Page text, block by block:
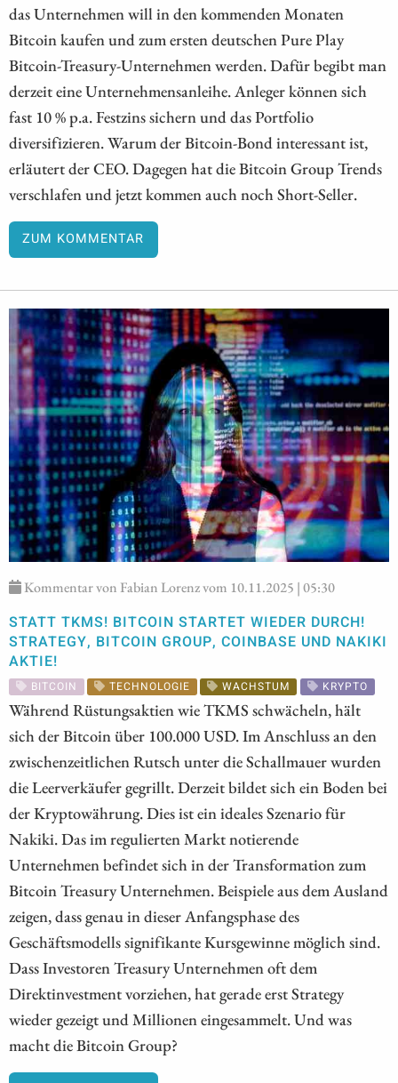
das Unternehmen will in den kommenden Monaten
Bitcoin kaufen und zum ersten deutschen Pure Play
Bitcoin-Treasury-Unternehmen werden. Dafür begibt man
derzeit eine Unternehmensanleihe. Anleger können sich
fast 10 % p.a. Festzins sichern und das Portfolio
diversifizieren. Warum der Bitcoin-Bond interessant ist,
erläutert der CEO. Dagegen hat die Bitcoin Group Trends
verschlafen und jetzt kommen auch noch Short-Seller.
ZUM KOMMENTAR
Kommentar von Fabian Lorenz vom 10.11.2025 | 05:30
STATT TKMS! BITCOIN STARTET WIEDER DURCH!
STRATEGY, BITCOIN GROUP, COINBASE UND NAKIKI
AKTIE!
BITCOIN TECHNOLOGIE WACHSTUM KRYPTO
Während Rüstungsaktien wie TKMS schwächeln, hält
sich der Bitcoin über 100.000 USD. Im Anschluss an den
zwischenzeitlichen Rutsch unter die Schallmauer wurden
die Leerverkäufer gegrillt. Derzeit bildet sich ein Boden bei
der Kryptowährung. Dies ist ein ideales Szenario für
Nakiki. Das im regulierten Markt notierende
Unternehmen befindet sich in der Transformation zum
Bitcoin Treasury Unternehmen. Beispiele aus dem Ausland
zeigen, dass genau in dieser Anfangsphase des
Geschäftsmodells signifikante Kursgewinne möglich sind.
Dass Investoren Treasury Unternehmen oft dem
Direktinvestment vorziehen, hat gerade erst Strategy
wieder gezeigt und Millionen eingesammelt. Und was
macht die Bitcoin Group?